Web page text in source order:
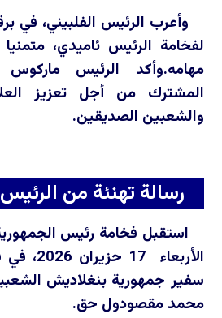
وأعرب الرئيس الفلبيني، في
لفخامة الرئيس ئاميدي،
مهامه.وأكد الرئيس
المشترك من أجل تعزيز
والشعبين الصديقين.
رسالة تهنئة من
استقبل فخامة رئيس
الأربعاء
سفير جمهورية بنغلاديش
محمد مقصودول حق.